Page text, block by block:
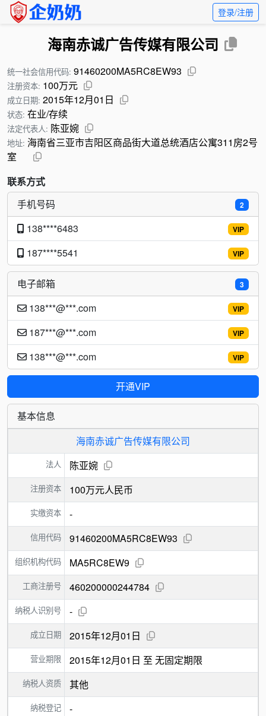
登录/注册
海南赤诚广告传媒有限公司
统一社会信用代码: 91460200MA5RC8EW93
注册资本: 100万元
成立日期: 2015年12月01日
状态: 在业/存续
法定代表人: 陈亚婉
地址: 海南省三亚市吉阳区商品街大道总统酒店公寓311房2号
室
联系方式
2
手机号码
VIP
138****6483
VIP
187****5541
3
电子邮箱
VIP
138***@***.com
VIP
187***@***.com
VIP
138***@***.com
开通VIP
基本信息
海南赤诚广告传媒有限公司
法人 陈亚婉
注册资本 100万元人民币
实缴资本 -
信用代码 91460200MA5RC8EW93
组织机构代码 MA5RC8EW9
工商注册号 460200000244784
纳税人识别号 -
成立日期 2015年12月01日
营业期限 2015年12月01日 至 无固定期限
纳税人资质 其他
纳税登记 -